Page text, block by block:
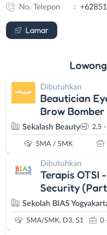
No. Telepon
:
Lamar
Email WhatsApp
Dibutuhkan
Beautician
Brow
Sekalash Beauty 2,5
SMA / SMK
Dibutuhkan
Terapis OTSI
Security
Sekolah BIAS
SMA/SMK, D3, S1 0